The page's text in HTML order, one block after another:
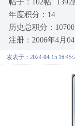
帖子：102帖 | 1392
年度积分：14
历史总积分：10700
注册：2006年4月04
发表于：2024-04-15